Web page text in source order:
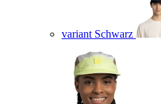
variant Schwarz